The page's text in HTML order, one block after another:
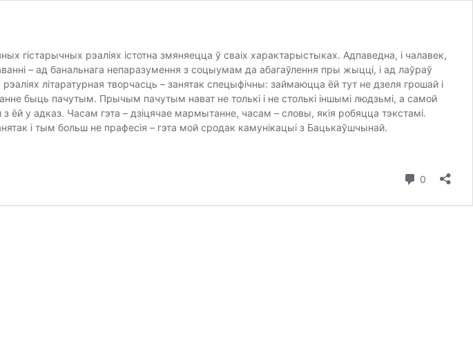
гістарычных рэаліях істотна змяняецца ў сваіх характарыстыках. Адпаведна, і чалавек,
– ад банальнага непаразумення з соцыумам да абагаўлення пры жыцці, і ад лаўраў
літаратурная творчасць – занятак спецыфічны: займаюцца ёй тут не дзеля грошай і
быць пачутым. Прычым пачутым нават не толькі і не столькі іншымі людзьмі, а самой
ёй у адказ. Часам гэта – дзіцячае мармытанне, часам – словы, якія робяцца тэкстамі.
і тым больш не прафесія – гэта мой сродак камунікацыі з Бацькаўшчынай.
0